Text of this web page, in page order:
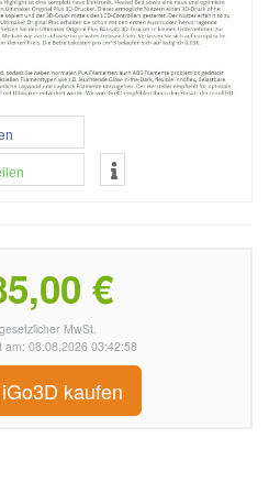
€
MwSt.
am: 08.08.2026 03:42:58
kaufen